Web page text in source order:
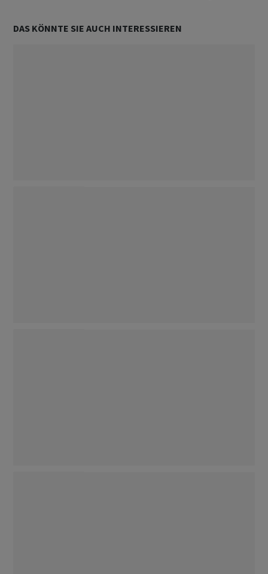
DAS KÖNNTE SIE AUCH INTERESSIEREN